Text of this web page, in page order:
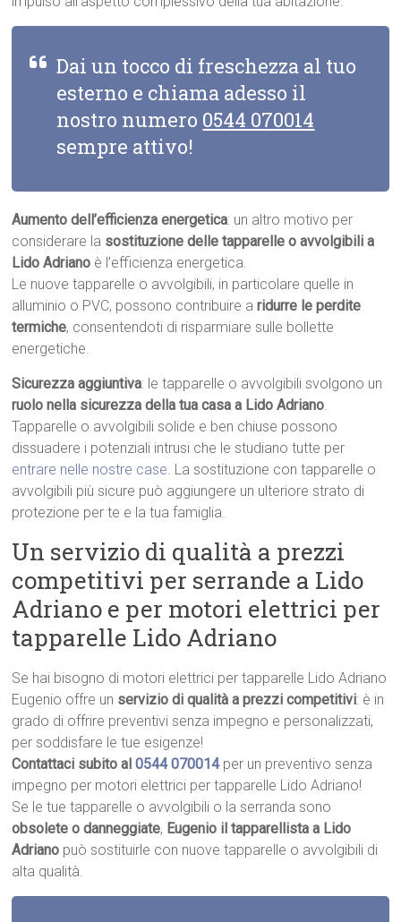
Dai un tocco di freschezza al tuo
esterno e chiama adesso il
nostro numero 0544 070014
sempre attivo!
Aumento dell’efficienza energetica: un altro motivo per
considerare la sostituzione delle tapparelle o avvolgibili a
Lido Adriano è l’efficienza energetica.
Le nuove tapparelle o avvolgibili, in particolare quelle in
alluminio o PVC, possono contribuire aridurre le perdite
termiche, consentendoti di risparmiare sulle bollette
energetiche.
Sicurezza aggiuntiva: le tapparelle o avvolgibili svolgono un
ruolo nella sicurezza della tua casa a Lido Adriano.
Tapparelle o avvolgibili solide e ben chiuse possono
dissuadere i potenziali intrusi che le studiano tutte per
entrare nelle nostre case. La sostituzione con tapparelle o
avvolgibili più sicure può aggiungere un ulteriore strato di
protezione per te e la tua famiglia.
Un servizio di qualità a prezzi
competitivi per serrande a Lido
Adriano e per motori elettrici per
tapparelle Lido Adriano
Se hai bisogno di motori elettrici per tapparelle Lido Adriano
Eugenio offre un servizio di qualità a prezzi competitivi: è in
grado di offrire preventivi senza impegno e personalizzati,
per soddisfare le tue esigenze!
Contattaci subito al0544 070014 per un preventivo senza
impegno per motori elettrici per tapparelle Lido Adriano!
Se le tue tapparelle o avvolgibili o la serranda sono
obsolete o danneggiate, Eugenio il tapparellista a Lido
Adriano può sostituirle con nuove tapparelle o avvolgibili di
alta qualità.